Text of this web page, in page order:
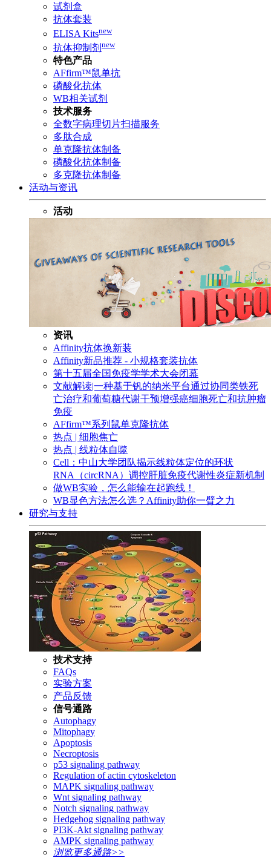
试剂盒
抗体套装
ELISA Kitsnew
抗体抑制剂 new
特色产品
AFfirm™鼠单抗
磷酸化抗体
WB相关试剂
技术服务
全数字病理切片扫描服务
多肽合成
单克隆抗体制备
磷酸化抗体制备
多克隆抗体制备
活动与资讯
活动
资讯
Affinity抗体换新装
Affinity新品推荐 - 小规格套装抗体
第十五届全国免疫学学术大会闭幕
文献解读|一种基于钒的纳米平台通过协同类铁死
亡治疗和葡萄糖代谢干预增强癌细胞死亡和抗肿瘤
免疫
AFfirm™系列鼠单克隆抗体
热点 | 细胞焦亡
热点 | 线粒体自噬
Cell：中山大学团队揭示线粒体定位的环状
RNA（circRNA）调控肝脏免疫代谢性炎症新机制
做WB实验，怎么能输在起跑线！
WB显色方法怎么选？Affinity助你一臂之力
研究与支持
技术支持
FAQs
实验方案
产品反馈
信号通路
Autophagy
Mitophagy
Apoptosis
Necroptosis
p53 signaling pathway
Regulation of actin cytoskeleton
MAPK signaling pathway
Wnt signaling pathway
Notch signaling pathway
Hedgehog signaling pathway
PI3K-Akt signaling pathway
AMPK signaling pathway
浏览更多通路>>